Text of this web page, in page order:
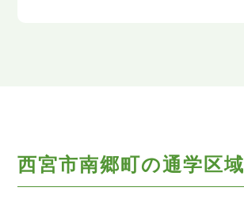
西宮市南郷町の通学区域